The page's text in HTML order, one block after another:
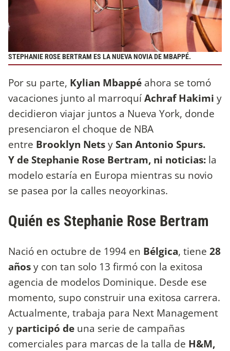
STEPHANIE ROSE BERTRAM ES LA NUEVA NOVIA DE MBAPPÉ.
Por su parte, Kylian Mbappé ahora se tomó
vacaciones junto al marroquíAchraf Hakimi y
decidieron viajar juntos a Nueva York, donde
presenciaron el choque de NBA
entre Brooklyn NetsySan Antonio Spurs.
Yde Stephanie Rose Bertram, ni noticias: la
modelo estaría en Europa mientras su novio
se pasea por la calles neoyorkinas.
Quién es Stephanie Rose Bertram
Nació en octubre de 1994 en Bélgica, tiene 28
añosy con tan solo 13 firmó con la exitosa
agencia de modelos Dominique. Desde ese
momento, supo construir una exitosa carrera.
Actualmente, trabaja para Next Management
y participó de una serie de campañas
comerciales para marcas de la talla de H&M,